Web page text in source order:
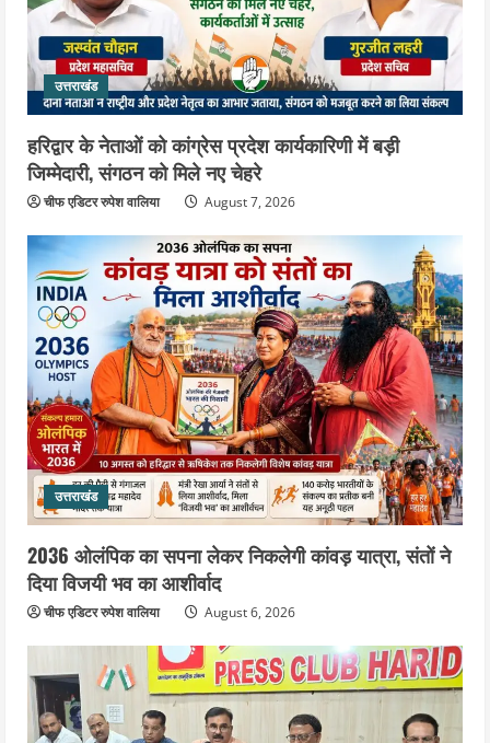
उत्तराखंड
हरिद्वार के नेताओं को कांग्रेस प्रदेश कार्यकारिणी में बड़ी
जिम्मेदारी, संगठन को मिले नए चेहरे
चीफ एडिटर रुपेश वालिया August 7, 2026
उत्तराखंड
2036 ओलंपिक का सपना लेकर निकलेगी कांवड़ यात्रा, संतों ने
दिया विजयी भव का आशीर्वाद
चीफ एडिटर रुपेश वालिया August 6, 2026